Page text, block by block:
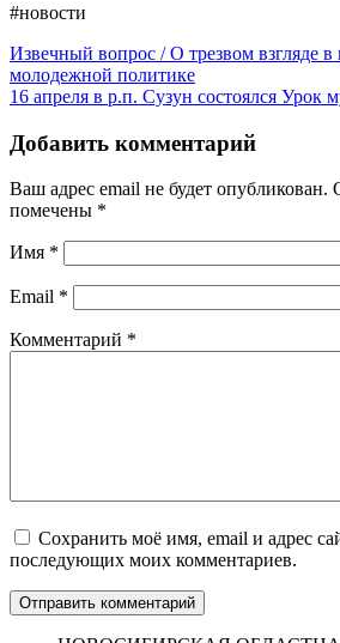
#новости
Извечный вопрос / О трезвом взгляде в
молодежной политике
16 апреля в р.п. Сузун состоялся
Добавить комментарий
Ваш адрес email не будет опубликован.
помечены *
Имя *
Email *
Комментарий *
Сохранить моё имя, email и адрес
последующих моих комментариев.